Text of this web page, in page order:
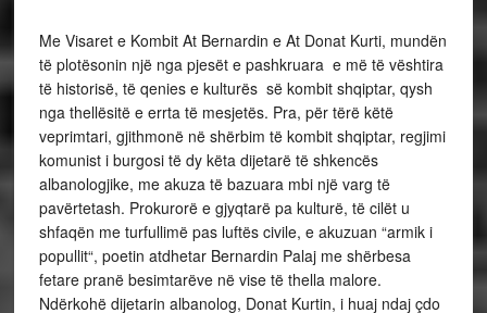
Me Visaret e Kombit At Bernardin e At Donat Kurti, mundën
të plotësonin një nga pjesët e pashkruara e më të vështira
të historisë, të qenies e kulturës së kombit shqiptar, qysh
nga thellësitë e errta të mesjetës. Pra, për tërë këtë
veprimtari, gjithmonë në shërbim të kombit shqiptar, regjimi
komunist i burgosi të dy këta dijetarë të shkencës
albanologjike, me akuza të bazuara mbi një varg të
pavërtetash. Prokurorë e gjyqtarë pa kulturë, të cilët u
shfaqën me turfullimë pas luftës civile, e akuzuan “armik i
popullit“, poetin atdhetar Bernardin Palaj me shërbesa
fetare pranë besimtarëve në vise të thella malore.
Ndërkohë dijetarin albanolog, Donat Kurtin, i huaj ndaj çdo